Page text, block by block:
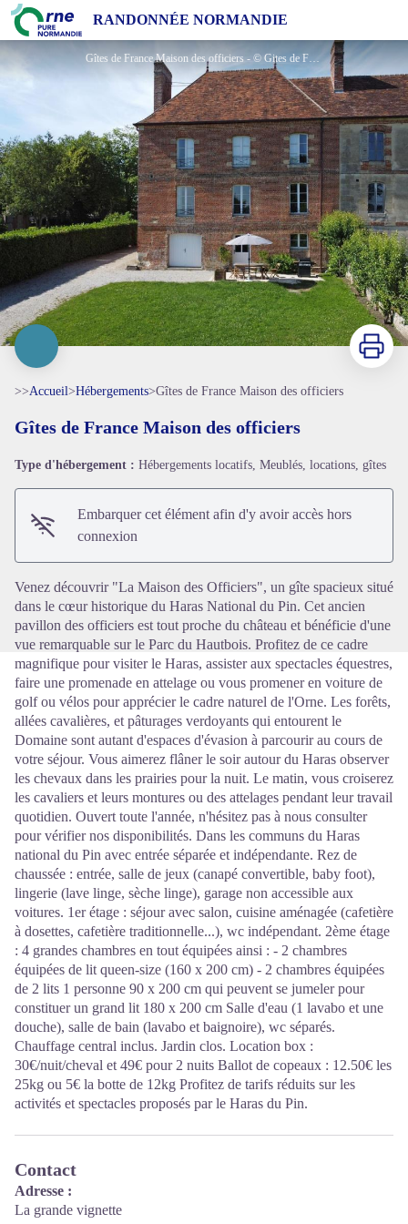
RANDONNÉE NORMANDIE
Gîtes de France Maison des officiers
Gîtes de France Maison des officiers - © Gites de France Orne
Voir l'image en plein écran
Imprimer
>>Accueil>Hébergements>Gîtes de France Maison des officiers
Gîtes de France Maison des officiers
Type d'hébergement : Hébergements locatifs, Meublés, locations, gîtes
Embarquer cet élément afin d'y avoir accès hors
connexion
Venez découvrir "La Maison des Officiers", un gîte spacieux situé
dans le cœur historique du Haras National du Pin. Cet ancien
pavillon des officiers est tout proche du château et bénéficie d'une
vue remarquable sur le Parc du Hautbois. Profitez de ce cadre
magnifique pour visiter le Haras, assister aux spectacles équestres,
faire une promenade en attelage ou vous promener en voiture de
golf ou vélos pour apprécier le cadre naturel de l'Orne. Les forêts,
allées cavalières, et pâturages verdoyants qui entourent le
Domaine sont autant d'espaces d'évasion à parcourir au cours de
votre séjour. Vous aimerez flâner le soir autour du Haras observer
les chevaux dans les prairies pour la nuit. Le matin, vous croiserez
les cavaliers et leurs montures ou des attelages pendant leur travail
quotidien. Ouvert toute l'année, n'hésitez pas à nous consulter
pour vérifier nos disponibilités. Dans les communs du Haras
national du Pin avec entrée séparée et indépendante. Rez de
chaussée : entrée, salle de jeux (canapé convertible, baby foot),
lingerie (lave linge, sèche linge), garage non accessible aux
voitures. 1er étage : séjour avec salon, cuisine aménagée (cafetière
à dosettes, cafetière traditionnelle...), wc indépendant. 2ème étage
: 4 grandes chambres en tout équipées ainsi : - 2 chambres
équipées de lit queen-size (160 x 200 cm) - 2 chambres équipées
de 2 lits 1 personne 90 x 200 cm qui peuvent se jumeler pour
constituer un grand lit 180 x 200 cm Salle d'eau (1 lavabo et une
douche), salle de bain (lavabo et baignoire), wc séparés.
Chauffage central inclus. Jardin clos. Location box :
30€/nuit/cheval et 49€ pour 2 nuits Ballot de copeaux : 12.50€ les
25kg ou 5€ la botte de 12kg Profitez de tarifs réduits sur les
activités et spectacles proposés par le Haras du Pin.
Contact
Adresse :
La grande vignette